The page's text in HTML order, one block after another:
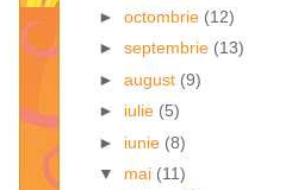
► octombrie (12)
► septembrie (13)
► august (9)
► iulie (5)
► iunie (8)
▼ mai (11)